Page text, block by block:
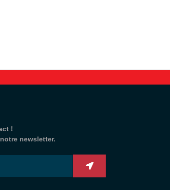
!
newsletter.